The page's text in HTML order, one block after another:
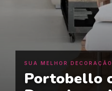
SUA MELHOR DECORAÇÃO
Portobello